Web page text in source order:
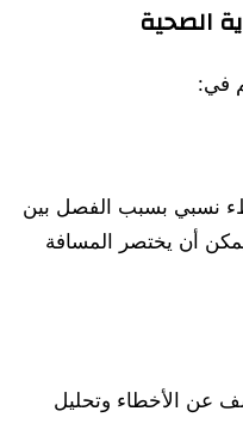
في:
ببطء نسبي بسبب الفصل بين
أن يختصر المسافة
عن الأخطاء وتحليل